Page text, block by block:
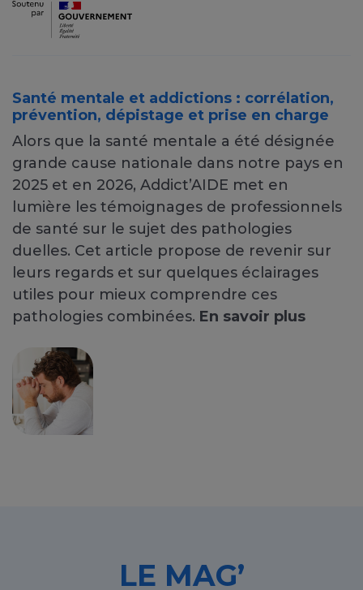
Santé mentale et addictions : corrélation,
prévention, dépistage et prise en charge
Alors que la santé mentale a été désignée
grande cause nationale dans notre pays en
2025 et en 2026, Addict’AIDE met en
lumière les témoignages de professionnels
de santé sur le sujet des pathologies
duelles. Cet article propose de revenir sur
leurs regards et sur quelques éclairages
utiles pour mieux comprendre ces
pathologies combinées. En savoir plus
LE MAG’